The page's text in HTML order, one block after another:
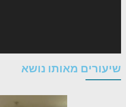
שיעורים מאותו נושא